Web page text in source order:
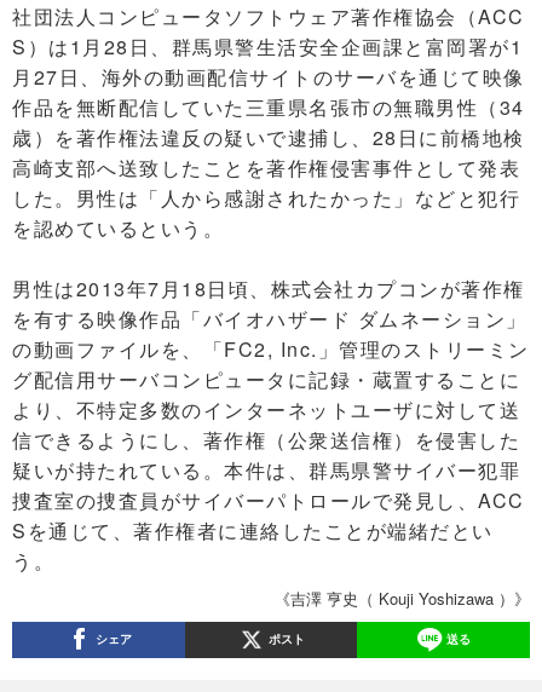
社団法人コンピュータソフトウェア著作権協会（ACC
S）は1月28日、群馬県警生活安全企画課と富岡署が1
月27日、海外の動画配信サイトのサーバを通じて映像
作品を無断配信していた三重県名張市の無職男性（34
歳）を著作権法違反の疑いで逮捕し、28日に前橋地検
高崎支部へ送致したことを著作権侵害事件として発表
した。男性は「人から感謝されたかった」などと犯行
を認めているという。
男性は2013年7月18日頃、株式会社カプコンが著作権
を有する映像作品「バイオハザード ダムネーション」
の動画ファイルを、「FC2, Inc.」管理のストリーミン
グ配信用サーバコンピュータに記録・蔵置することに
より、不特定多数のインターネットユーザに対して送
信できるようにし、著作権（公衆送信権）を侵害した
疑いが持たれている。本件は、群馬県警サイバー犯罪
捜査室の捜査員がサイバーパトロールで発見し、ACC
Sを通じて、著作権者に連絡したことが端緒だとい
う。
《吉澤 亨史（ Kouji Yoshizawa ）》
シェア ポスト 送る